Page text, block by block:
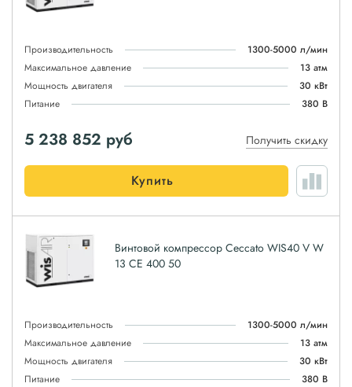
Производительность
1300-5000 л/мин
Максимальное давление
13 атм
Мощность двигателя
30 кВт
Питание
380 В
5 238 852 руб Получить скидку
Купить
Винтовой компрессор Ceccato WIS40 V W
13 CE 400 50
Производительность
1300-5000 л/мин
Максимальное давление
13 атм
Мощность двигателя
30 кВт
Питание
380 В